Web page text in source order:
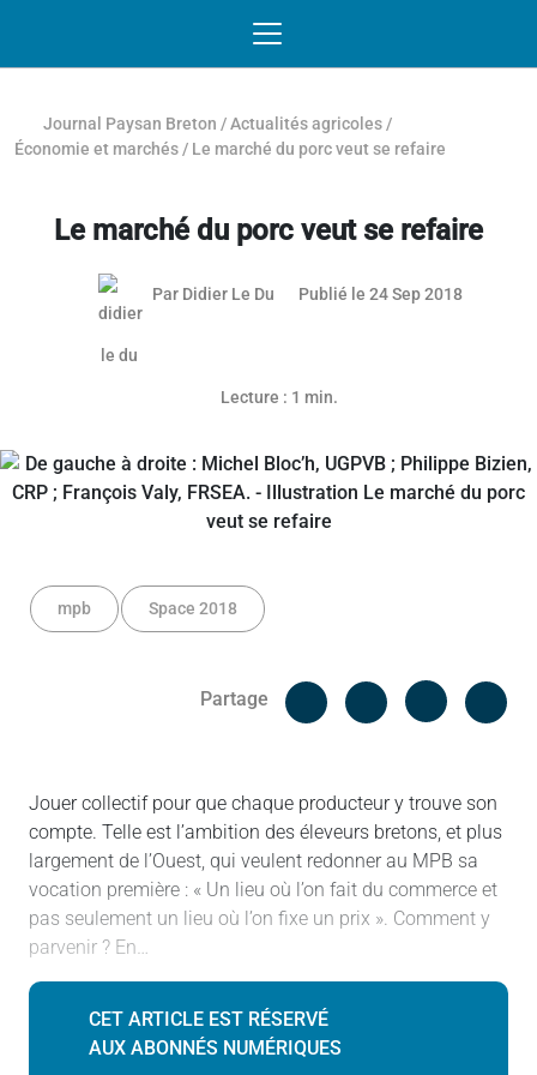
Journal Paysan Breton /Actualités agricoles /
Économie et marchés / Le marché du porc veut se refaire
Le marché du porc veut se refaire
Article réservé aux abonnés
Par Didier Le Du Publié le 24 Sep 2018
Lecture : 1 min.
mpb Space 2018
Partage
Facebook
Jouer collectif pour que chaque producteur y trouve son
compte. Telle est l’ambition des éleveurs bretons, et plus
largement de l’Ouest, qui veulent redonner au MPB sa
vocation première : « Un lieu où l’on fait du commerce et
pas seulement un lieu où l’on fixe un prix ». Comment y
parvenir ? En…
CET ARTICLE EST RÉSERVÉ
AUX ABONNÉS NUMÉRIQUES